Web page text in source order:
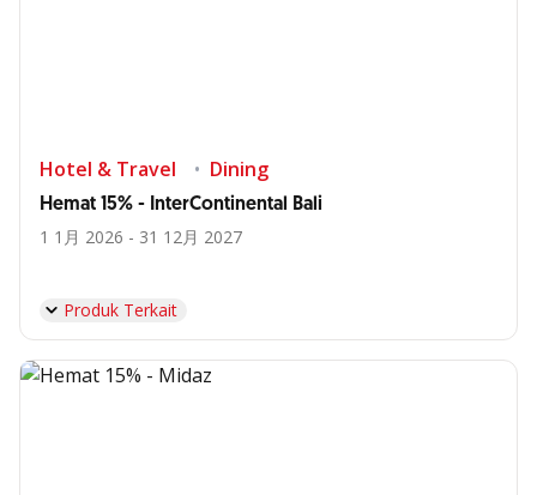
Hotel & Travel Dining
Hemat 15% - InterContinental Bali
1 1月 2026 - 31 12月 2027
Produk Terkait